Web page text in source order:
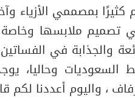
بمصممي الأزياء
في تصميم ملابسها
والجذابة في
وحاليا،
، واليوم أعددنا لكم